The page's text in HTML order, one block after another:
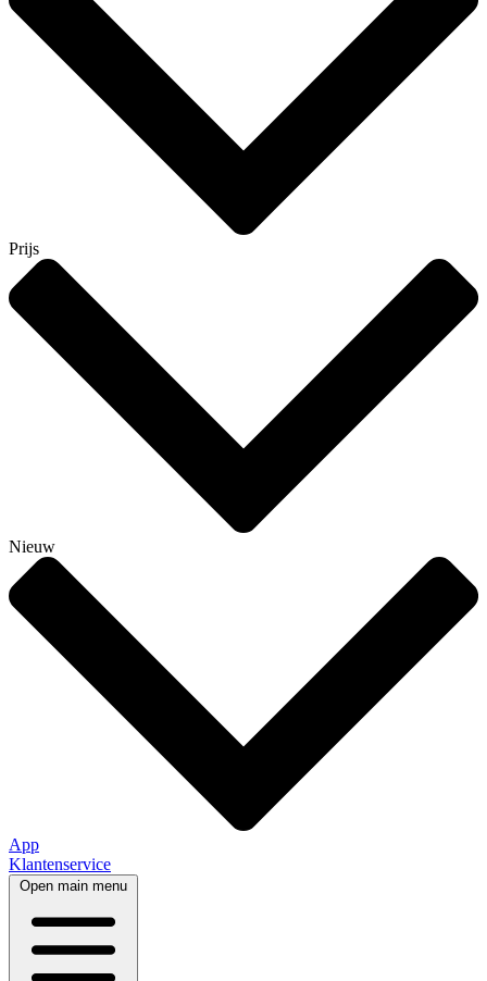
Prijs
Nieuw
App
Klantenservice
Open main menu